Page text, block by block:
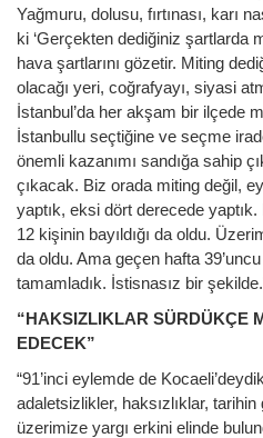
Yağmuru, dolusu, fırtınası, karı
ki ‘Gerçekten dediğiniz şartlarda
hava şartlarını gözetir. Miting
olacağı yeri, coğrafyayı, siyasi
İstanbul’da her akşam bir ilçede
İstanbullu seçtiğine ve seçme
önemli kazanımı sandığa sahip
çıkacak. Biz orada miting değil,
yaptık, eksi dört derecede
12 kişinin bayıldığı da oldu.
da oldu. Ama geçen hafta
tamamladık. İstisnasız bir
“HAKSIZLIKLAR SÜRDÜKÇE
EDECEK”
“91’inci eylemde de
adaletsizlikler, haksızlıklar,
üzerimize yargı erkini elinde